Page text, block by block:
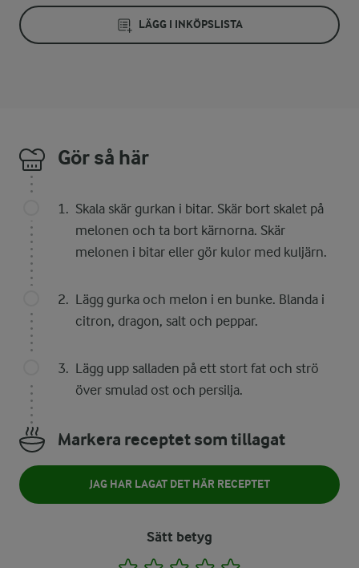
LÄGG I INKÖPSLISTA
Gör så här
Skala skär gurkan i bitar. Skär bort skalet på
melonen och ta bort kärnorna. Skär
melonen i bitar eller gör kulor med kuljärn.
Lägg gurka och melon i en bunke. Blanda i
citron, dragon, salt och peppar.
Lägg upp salladen på ett stort fat och strö
över smulad ost och persilja.
Markera receptet som tillagat
JAG HAR LAGAT DET HÄR RECEPTET
Sätt betyg